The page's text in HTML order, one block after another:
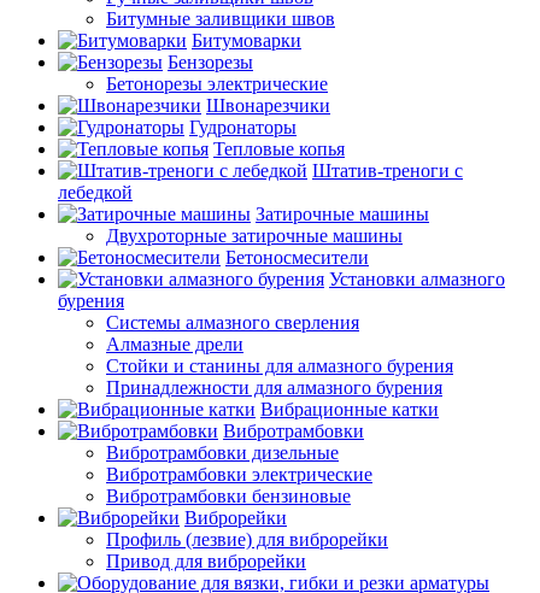
Битумные заливщики швов
Битумоварки
Бензорезы
Бетонорезы электрические
Швонарезчики
Гудронаторы
Тепловые копья
Штатив-треноги с
лебедкой
Затирочные машины
Двухроторные затирочные машины
Бетоносмесители
Установки алмазного
бурения
Системы алмазного сверления
Алмазные дрели
Стойки и станины для алмазного бурения
Принадлежности для алмазного бурения
Вибрационные катки
Вибротрамбовки
Вибротрамбовки дизельные
Вибротрамбовки электрические
Вибротрамбовки бензиновые
Виброрейки
Профиль (лезвие) для виброрейки
Привод для виброрейки